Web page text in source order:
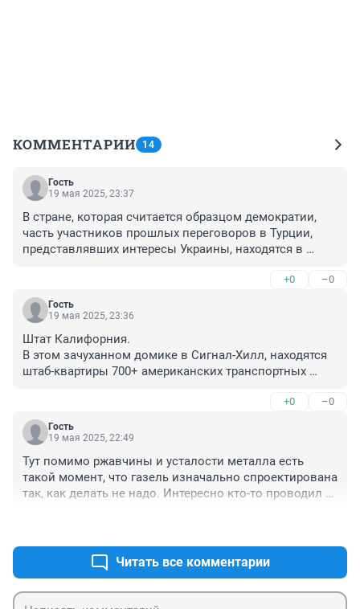
КОММЕНТАРИИ 14
Гость
19 мая 2025, 23:37
В стране, которая считается образцом демократии,
часть участников прошлых переговоров в Турции,
представлявших интересы Украины, находятся в
+0 –0
Гость
19 мая 2025, 23:36
Штат Калифорния.
В этом зачуханном домике в Сигнал-Хилл, находятся
штаб-квартиры 700+ американских транспортных
По чистой случайности, Сигнал-Хилл находится в
непосредственной близости от Лонг-Бич, - второго по
Разумеется, регулирующие органы в курсе, но им всё
время что-то мешает пристально взглянуть на этот
феномен.
+0 –0
Гость
19 мая 2025, 22:49
Тут помимо ржавчины и усталости металла есть
такой момент, что газель изначально спроектирована
так, как делать не надо. Интересно кто-то проводил
Читать все комментарии